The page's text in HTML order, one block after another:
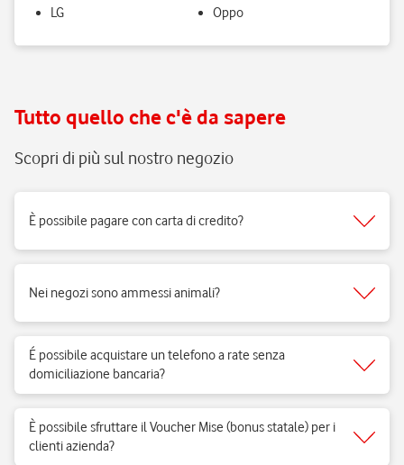
LG
Oppo
Tutto quello che c'è da sapere
Scopri di più sul nostro negozio
È possibile pagare con carta di credito?
Nei negozi sono ammessi animali?
É possibile acquistare un telefono a rate senza
domiciliazione bancaria?
È possibile sfruttare il Voucher Mise (bonus statale) per i
clienti azienda?